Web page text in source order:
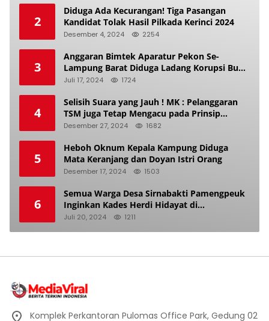
2
Diduga Ada Kecurangan! Tiga Pasangan
Kandidat Tolak Hasil Pilkada Kerinci 2024
Desember 4, 2024 2254
3
Anggaran Bimtek Aparatur Pekon Se-
Lampung Barat Diduga Ladang Korupsi Buat
Makan Anak Istri
Juli 17, 2024 1724
4
Selisih Suara yang Jauh ! MK : Pelanggaran
TSM juga Tetap Mengacu pada Prinsip
Keadilan Pemilu
Desember 27, 2024 1682
5
Heboh Oknum Kepala Kampung Diduga
Mata Keranjang dan Doyan Istri Orang
Desember 17, 2024 1503
6
Semua Warga Desa Sirnabakti Pamengpeuk
Inginkan Kades Herdi Hidayat di
Berhentikan Dari Jabatan nya
Juli 20, 2024 1211
Komplek Perkantoran Pulomas Office Park, Gedung 02